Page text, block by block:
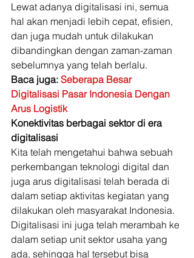
Lewat adanya digitalisasi ini, semua
hal akan menjadi lebih cepat, efisien,
dan juga mudah untuk dilakukan
dibandingkan dengan zaman-zaman
sebelumnya yang telah berlalu.
Baca juga: Seberapa Besar
Digitalisasi Pasar Indonesia Dengan
Arus Logistik
Konektivitas berbagai sektor di era
digitalisasi
Kita telah mengetahui bahwa sebuah
perkembangan teknologi digital dan
juga arus digitalisasi telah berada di
dalam setiap aktivitas kegiatan yang
dilakukan oleh masyarakat Indonesia.
Digitalisasi ini juga telah merambah ke
dalam setiap unit sektor usaha yang
ada, sehingga hal tersebut bisa